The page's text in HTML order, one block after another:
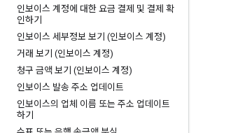
인보이스 계정에 대한 요금 결제 및 결제 확
인하기
인보이스 세부정보 보기 (인보이스 계정)
거래 보기 (인보이스 계정)
청구 금액 보기 (인보이스 계정)
인보이스 발송 주소 업데이트
인보이스의 업체 이름 또는 주소 업데이트
하기